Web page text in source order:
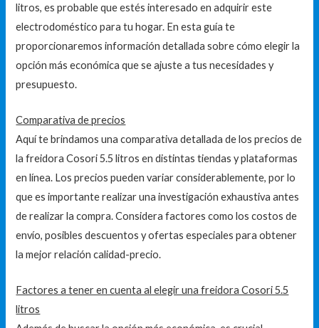
litros, es probable que estés interesado en adquirir este
electrodoméstico para tu hogar. En esta guía te
proporcionaremos información detallada sobre cómo elegir la
opción más económica que se ajuste a tus necesidades y
presupuesto.
Comparativa de precios
Aquí te brindamos una comparativa detallada de los precios de
la freidora Cosori 5.5 litros en distintas tiendas y plataformas
en línea. Los precios pueden variar considerablemente, por lo
que es importante realizar una investigación exhaustiva antes
de realizar la compra. Considera factores como los costos de
envío, posibles descuentos y ofertas especiales para obtener
la mejor relación calidad-precio.
Factores a tener en cuenta al elegir una freidora Cosori 5.5
litros